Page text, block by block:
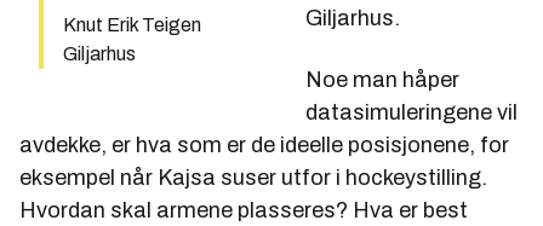
Knut Erik Teigen
Giljarhus
Giljarhus.
Noe man håper
datasimuleringene vil
avdekke, er hva som er de ideelle posisjonene, for
eksempel når Kajsa suser utfor i hockeystilling.
Hvordan skal armene plasseres? Hva er best